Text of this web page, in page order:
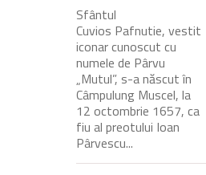
Sfântul
Cuvios Pafnutie, vestit
iconar cunoscut cu
numele de Pârvu
„Mutul”, s-a născut în
Câmpulung Muscel, la
12 octombrie 1657, ca
fiu al preotului Ioan
Pârvescu...